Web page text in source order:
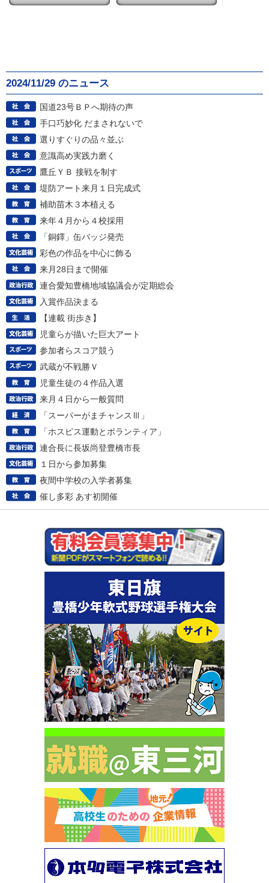
2024/11/29 のニュース
国道23号ＢＰへ期待の声
手口巧妙化 だまされないで
選りすぐりの品々並ぶ
意識高め実践力磨く
鷹丘ＹＢ 接戦を制す
堤防アート来月１日完成式
補助苗木３本植える
来年４月から４校採用
「銅鐸」缶バッジ発売
彩色の作品を中心に飾る
来月28日まで開催
連合愛知豊橋地域協議会が定期総会
入賞作品決まる
【連載 街歩き】
児童らが描いた巨大アート
参加者らスコア競う
武蔵が不戦勝Ｖ
児童生徒の４作品入選
来月４日から一般質問
「スーパーがまチャンスⅢ」
「ホスピス運動とボランティア」
連合長に長坂尚登豊橋市長
１日から参加募集
夜間中学校の入学者募集
催し多彩 あす初開催